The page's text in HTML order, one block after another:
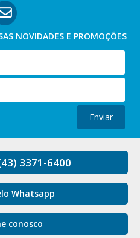
NOVIDADES E PROMOÇÕES
Enviar
3371-6400
Whatsapp
conosco